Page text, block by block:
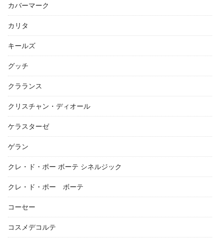
カバーマーク
カリタ
キールズ
グッチ
クラランス
クリスチャン・ディオール
ケラスターゼ
ゲラン
クレ・ド・ポー ボーテ シネルジック
クレ・ド・ポー ボーテ
コーセー
コスメデコルテ